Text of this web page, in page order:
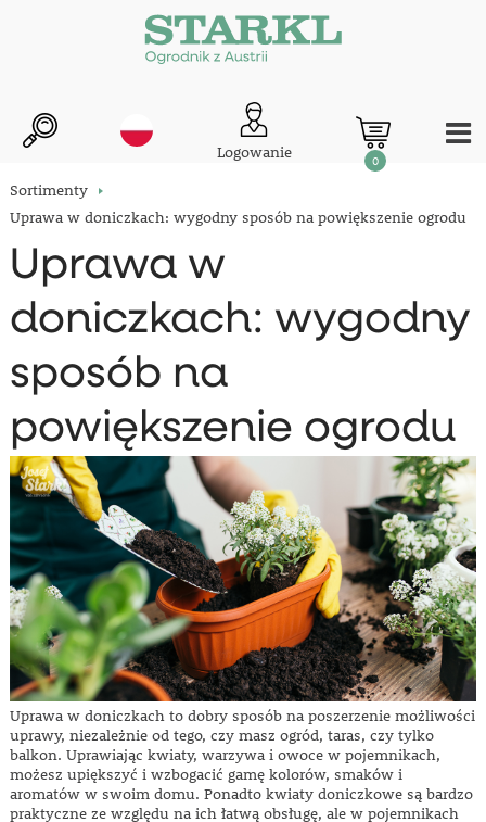
Logowanie 0
Sortimenty
Uprawa w doniczkach: wygodny sposób na powiększenie ogrodu
Uprawa w
doniczkach: wygodny
sposób na
powiększenie ogrodu
Uprawa w doniczkach to dobry sposób na poszerzenie możliwości
uprawy, niezależnie od tego, czy masz ogród, taras, czy tylko
balkon. Uprawiając kwiaty, warzywa i owoce w pojemnikach,
możesz upiększyć i wzbogacić gamę kolorów, smaków i
aromatów w swoim domu. Ponadto kwiaty doniczkowe są bardzo
praktyczne ze względu na ich łatwą obsługę, ale w pojemnikach